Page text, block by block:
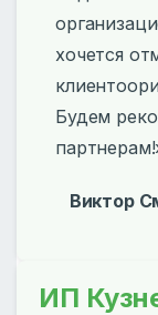
хочется
Будем
Виктор
ИП